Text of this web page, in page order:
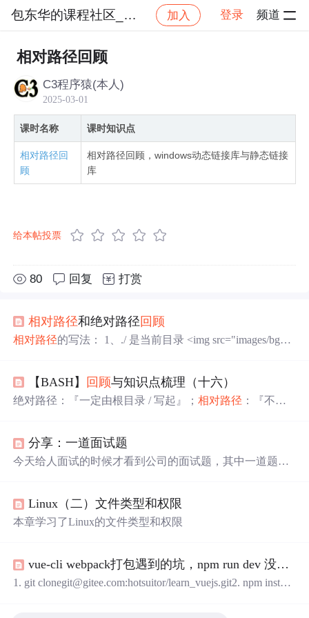
包东华的课程社区_NO_1 加入 登录 频道
社区 包东华的课程社区_NO_1
相对路径回顾
C3程序猿(本人)
2025-03-01
课时名称 课时知识点
相对路径回
顾
相对路径回顾，windows动态链接库与静态链接
库
给本帖投票
80 回复 打赏
相对路径和绝对路径 回顾
相对路径的写法： 1、./ 是当前目录 <img src="images/bg22
再这上面显示三个点) <img src="../images/bg0000.png" width
="300" alt=""> 3、/ 是根目录（看图看不明白的话就把下面
【BASH】 回顾与知识点梳理（十六）
绝对路径：『一定由根目录 / 写起』；相对路径 ：『不由 /
除空目录，要删除非空目录需使用『 rm -r 』指令；用户能
使用的指令是依据 PATH 变量所规定的目录去搜寻的；ls
来操作；
分享：一道面试题
今天给人面试的时候才看到公司的面试题，其中一道题很
b/c/d/e.php'; $b = '/a/b/12/34/c.php'; 计算出 $b 相对于 $a 的
对路径（写出思路亦可） /*author：yangyu@sina.cn*/fu
Linux（二）文件类型和权限
本章学习了Linux的文件类型和权限
vue-cli webpack打包遇到的坑，npm run dev 没有错误，访问页面却没有内容
1. git clonegit@gitee.com:hotsuitor/learn_vuejs.git2. npm install